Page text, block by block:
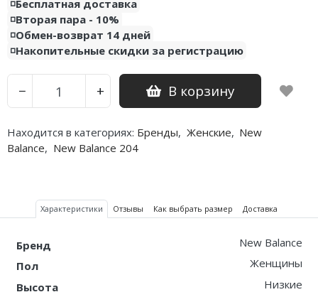
◽️Бесплатная доставка
◽️Вторая пара - 10%
◽️Обмен-возврат 14 дней
◽️Накопительные скидки за регистрацию
− + В корзину
Находится в категориях: Бренды, Женские, New
Balance, New Balance 204
Характеристики Отзывы Как выбрать размер Доставка
Бренд
New Balance
Пол
Женщины
Высота
Низкие
Air Jordan 5
Air Jordan 6
Air Jordan 7
Air Jordan 10
Air Jordan 11
Air Jordan 13
Air Jordan 15
Air Jordan 23
Nike Air Deldon
Nike Sabrina
Nike A’ja
Nike ST
Nike GT
Nike Book
Nike Kyrie
Nike Freak